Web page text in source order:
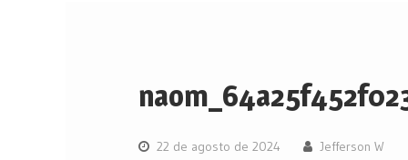
22 de agosto de 2024 Jefferson W